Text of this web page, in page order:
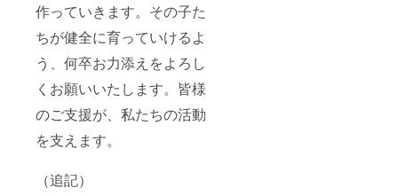
作っていきます。その子た
ちが健全に育っていけるよ
う、何卒お力添えをよろし
くお願いいたします。皆様
のご支援が、私たちの活動
を支えます。
（追記）